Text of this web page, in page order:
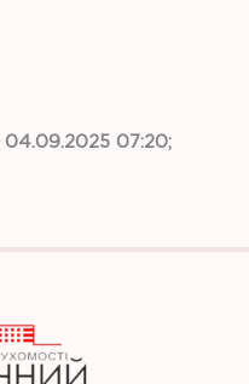
04.09.2025 07:20;